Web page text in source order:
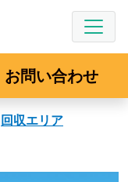
お問い合わせ
回収エリア